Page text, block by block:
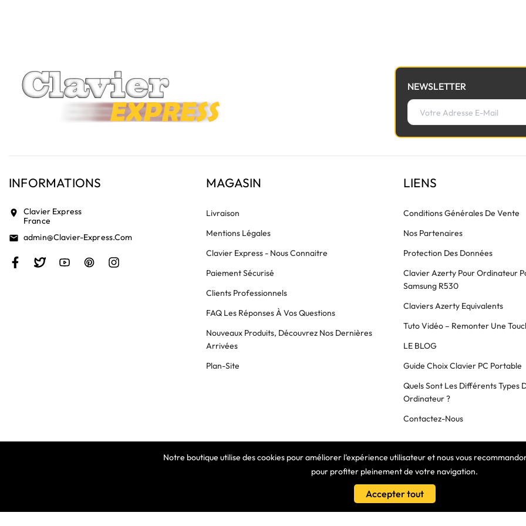
Notre boutique utilise des cookies pour améliorer l'expérience utilisateur et nous vous
pour profiter pleinement de votre navigation.
Accepter tout
NEWSLETTER
INFORMATIONS
location_on
Clavier Express
France
email Admin@clavier-Express.com
MAGASIN
Livraison
Mentions Légales
Clavier Express - Nous Connaitre
Paiement Sécurisé
Clients Professionnels
FAQ Les Réponses À Vos Questions
Nouveaux Produits, Découvrez Nos Dernières
Arrivées
Plan-Site
LIENS
Conditions Générales De Vente
Nos Partenaires
Protection Des Données
Clavier Azerty Pour Ordinateur
Samsung R530
Claviers Azerty Equivalents
Tuto Vidéo – Remonter Une
LE BLOG
Guide Choix Clavier PC Portable
Quels Sont Les Différents Types
Ordinateur ?
Contactez-Nous
COPYRIGHT © 2025 Clavier Express